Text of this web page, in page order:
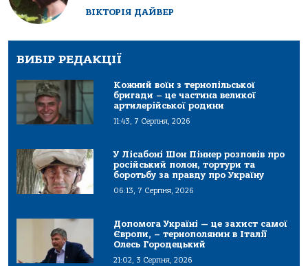
ВІКТОРІЯ ДАЙВЕР
ВИБІР РЕДАКЦІЇ
Кожний воїн з тернопільської
бригади – це частина великої
артилерійської родини
11:43, 7 Серпня, 2026
У Лісабоні Шон Піннер розповів про
російський полон, тортури та
боротьбу за правду про Україну
06:13, 7 Серпня, 2026
Допомога Україні — це захист самої
Європи, – тернополянин в Італії
Олесь Городецький
21:02, 3 Серпня, 2026